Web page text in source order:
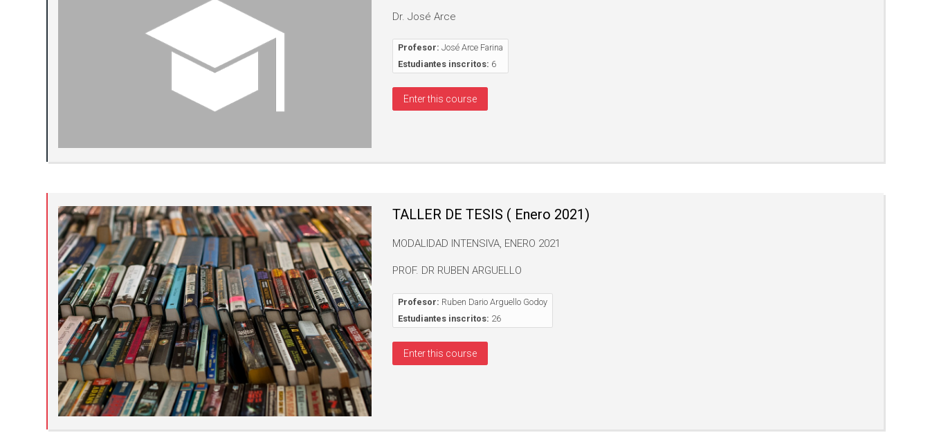
Dr. José Arce
Profesor: José Arce Farina
Estudiantes inscritos: 6
Enter this course
TALLER DE TESIS ( Enero 2021)
MODALIDAD INTENSIVA, ENERO 2021
PROF. DR RUBEN ARGUELLO
Profesor: Ruben Dario Arguello Godoy
Estudiantes inscritos: 26
Enter this course